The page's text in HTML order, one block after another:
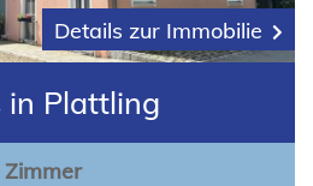
Details zur Immobilie
in Plattling
Zimmer